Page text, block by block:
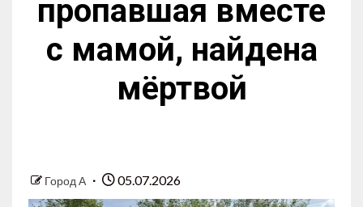
пропавшая вместе
с мамой, найдена
мёртвой
Город А 05.07.2026